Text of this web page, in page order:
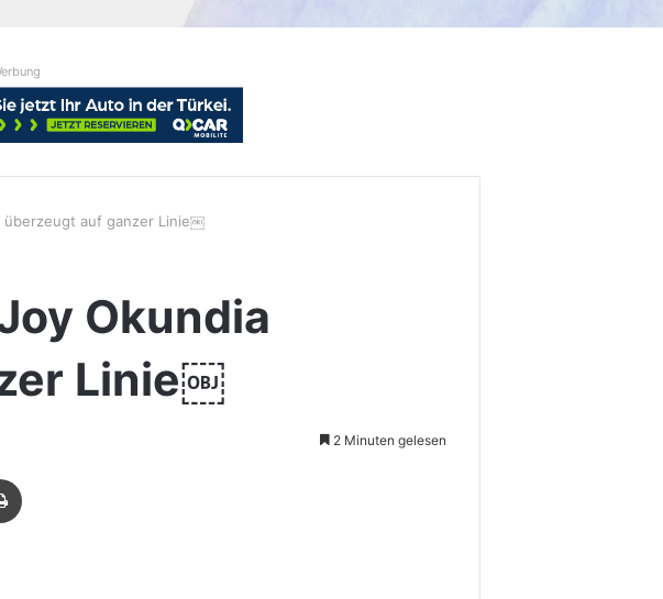
überzeugt auf ganzer Linie￼
Okundia
Linie￼
2 Minuten gelesen